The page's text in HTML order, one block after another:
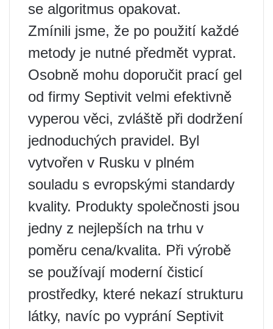
se algoritmus opakovat.
Zmínili jsme, že po použití každé
metody je nutné předmět vyprat.
Osobně mohu doporučit prací gel
od firmy Septivit velmi efektivně
vyperou věci, zvláště při dodržení
jednoduchých pravidel. Byl
vytvořen v Rusku v plném
souladu s evropskými standardy
kvality. Produkty společnosti jsou
jedny z nejlepších na trhu v
poměru cena/kvalita. Při výrobě
se používají moderní čisticí
prostředky, které nekazí strukturu
látky, navíc po vyprání Septivit